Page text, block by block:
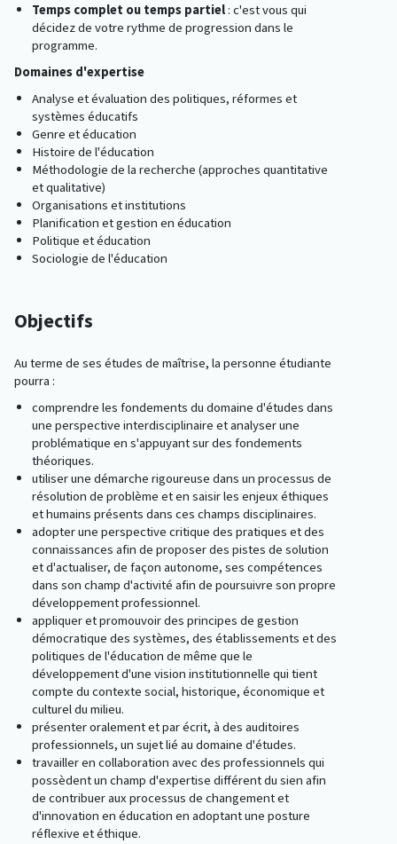
Temps complet ou temps partiel : c'est vous qui
décidez de votre rythme de progression dans le
programme.
Domaines d'expertise
Analyse et évaluation des politiques, réformes et
systèmes éducatifs
Genre et éducation
Histoire de l'éducation
Méthodologie de la recherche (approches quantitative
et qualitative)
Organisations et institutions
Planification et gestion en éducation
Politique et éducation
Sociologie de l'éducation
Objectifs
Au terme de ses études de maîtrise, la personne étudiante
pourra :
comprendre les fondements du domaine d'études dans
une perspective interdisciplinaire et analyser une
problématique en s'appuyant sur des fondements
théoriques.
utiliser une démarche rigoureuse dans un processus de
résolution de problème et en saisir les enjeux éthiques
et humains présents dans ces champs disciplinaires.
adopter une perspective critique des pratiques et des
connaissances afin de proposer des pistes de solution
et d'actualiser, de façon autonome, ses compétences
dans son champ d'activité afin de poursuivre son propre
développement professionnel.
appliquer et promouvoir des principes de gestion
démocratique des systèmes, des établissements et des
politiques de l'éducation de même que le
développement d'une vision institutionnelle qui tient
compte du contexte social, historique, économique et
culturel du milieu.
présenter oralement et par écrit, à des auditoires
professionnels, un sujet lié au domaine d'études.
travailler en collaboration avec des professionnels qui
possèdent un champ d'expertise différent du sien afin
de contribuer aux processus de changement et
d'innovation en éducation en adoptant une posture
réflexive et éthique.